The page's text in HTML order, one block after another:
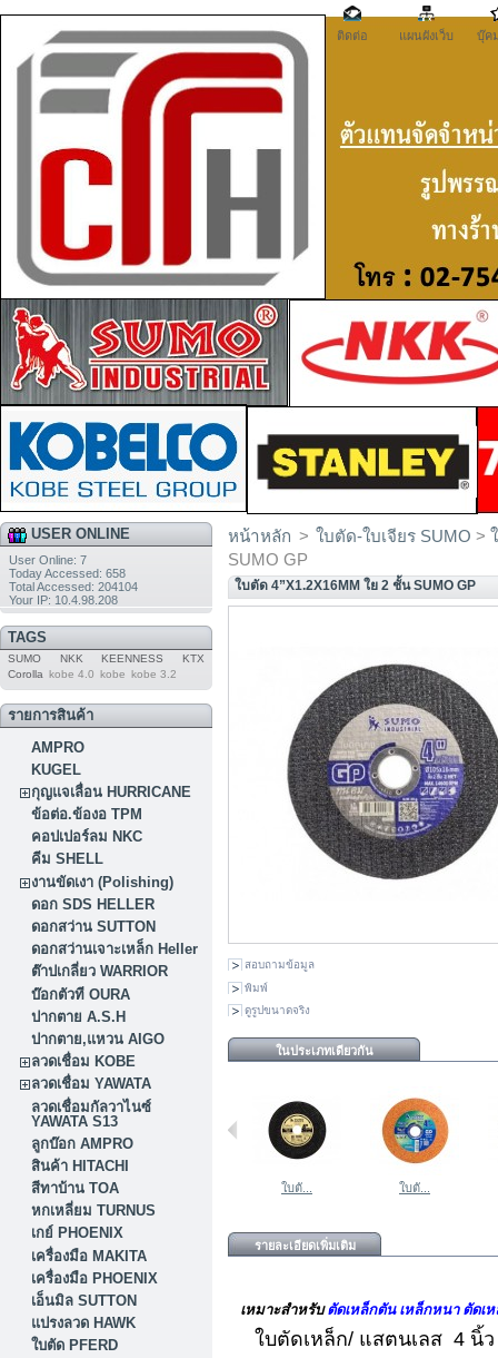
ติดต่อ แผนผังเว็บ บุ๊ค
USER ONLINE
User Online: 7
Today Accessed: 658
Total Accessed: 204104
Your IP: 10.4.98.208
TAGS
SUMO NKK KEENNESS
KTX
Corolla kobe 4.0 kobe kobe 3.2
รายการสินค้า
AMPRO
KUGEL
กุญแจเลื่อน HURRICANE
ข้อต่อ.ข้องอ TPM
คอปเปอร์ลม NKC
คีม SHELL
งานขัดเงา (Polishing)
ดอก SDS HELLER
ดอกสว่าน SUTTON
ดอกสว่านเจาะเหล็ก Heller
ต๊าปเกลี่ยว WARRIOR
บ๊อกตัวที OURA
ปากตาย A.S.H
ปากตาย,แหวน AIGO
ลวดเชื่อม KOBE
ลวดเชื่อม YAWATA
ลวดเชื่อมกัลวาไนซ์
YAWATA S13
ลูกบ๊อก AMPRO
สินค้า HITACHI
สีทาบ้าน TOA
หกเหลี่ยม TURNUS
เกย์ PHOENIX
เครื่องมือ MAKITA
เครื่องมือ PHOENIX
เอ็นมิล SUTTON
แปรงลวด HAWK
ใบตัด PFERD
หน้าหลัก > ใบตัด-ใบเจียร SUMO >
SUMO GP
ใบตัด 4”X1.2X16MM ใย 2 ชั้น SUMO GP
สอบถามข้อมูล
พิมพ์
ดูรูปขนาดจริง
ในประเภทเดียวกัน
ใบตั... ใบตั...
รายละเอียดเพิ่มเติม
เหมาะสำหรับตัดเหล็กตัน เหล็กหนา ตัดเ
ใบตัดเหล็ก/ แสตนเลส 4 นิ้